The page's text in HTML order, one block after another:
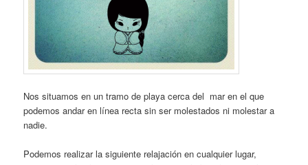
Nos situamos en un tramo de playa cerca del mar en el que
podemos andar en línea recta sin ser molestados ni molestar a
nadie.
Podemos realizar la siguiente relajación en cualquier lugar,